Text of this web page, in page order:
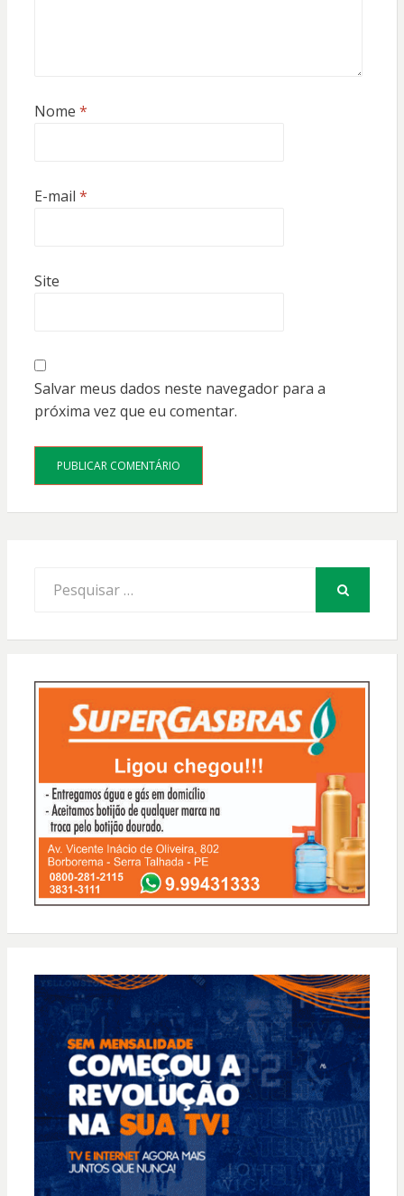
Nome *
E-mail *
Site
Salvar meus dados neste navegador para a
próxima vez que eu comentar.
por: